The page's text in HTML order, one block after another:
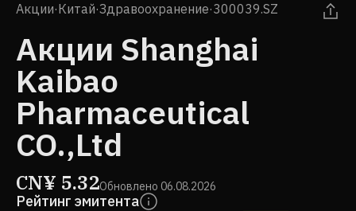
Акции·Китай·Здравоохранение·300039.SZ
Акции Shanghai
Kaibao
Pharmaceutical
CO.,Ltd
CN¥ 5.32Обновлено 06.08.2026
Рейтинг эмитента